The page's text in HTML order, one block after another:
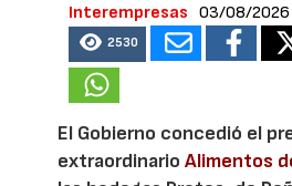
Interempresas
03/08/2026
2530
El Gobierno concedió el
extraordinarioAlimentos